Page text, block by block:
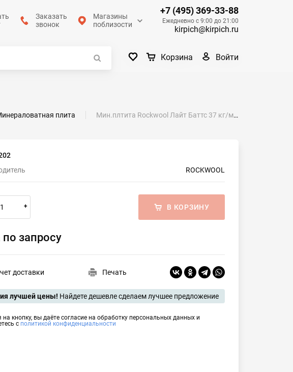
Заказать
звонок
Магазины
поблизости
+7 (495) 369-33-88
Ежедневно с 9:00 до 21:00
kirpich@kirpich.ru
Корзина Войти
плита Мин.плтита Rockwool Лайт Баттс 37 кг/м3 1000х600х50 мм
ROCKWOOL
+ В КОРЗИНУ
запросу
доставки Печать
лучшей цены! Найдете дешевле сделаем лучшее предложение
кнопку, вы даёте согласие на обработку персональных данных и
с политикой конфиденциальности